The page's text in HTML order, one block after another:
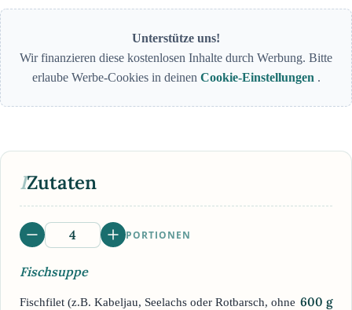
Unterstütze uns!
Wir finanzieren diese kostenlosen Inhalte durch Werbung. Bitte
erlaube Werbe-Cookies in deinen Cookie-Einstellungen .
IZutaten
PORTIONEN
Fischsuppe
Fischfilet (z.B. Kabeljau, Seelachs oder Rotbarsch, ohne 600 g